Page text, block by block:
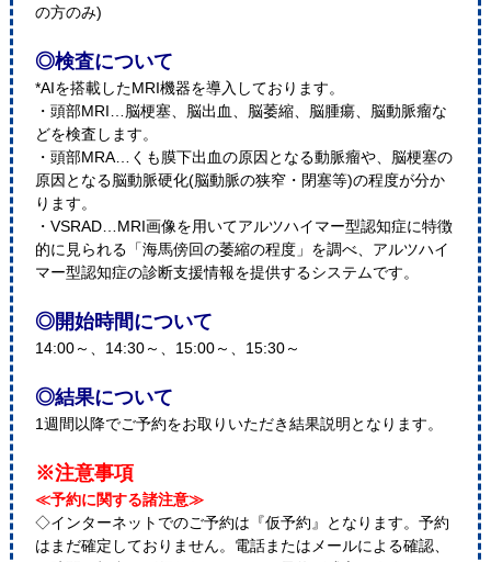
の方のみ)
◎検査について
*AIを搭載したMRI機器を導入しております。
・頭部MRI…脳梗塞、脳出血、脳萎縮、脳腫瘍、脳動脈瘤な
どを検査します。
・頭部MRA…くも膜下出血の原因となる動脈瘤や、脳梗塞の
原因となる脳動脈硬化(脳動脈の狭窄・閉塞等)の程度が分か
ります。
・VSRAD…MRI画像を用いてアルツハイマー型認知症に特徴
的に見られる「海馬傍回の萎縮の程度」を調べ、アルツハイ
マー型認知症の診断支援情報を提供するシステムです。
◎開始時間について
14:00～、14:30～、15:00～、15:30～
◎結果について
1週間以降でご予約をお取りいただき結果説明となります。
※注意事項
≪予約に関する諸注意≫
◇インターネットでのご予約は『仮予約』となります。予約
はまだ確定しておりません。電話またはメールによる確認、